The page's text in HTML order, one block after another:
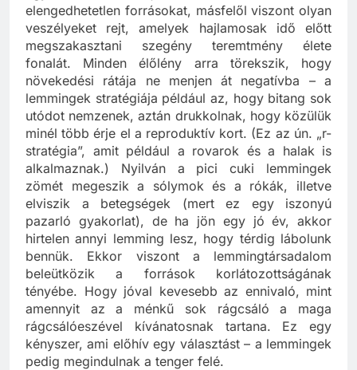
elengedhetetlen forrásokat, másfelől viszont olyan
veszélyeket rejt, amelyek hajlamosak idő előtt
megszakasztani szegény teremtmény élete
fonalát. Minden élőlény arra törekszik, hogy
növekedési rátája ne menjen át negatívba – a
lemmingek stratégiája például az, hogy bitang sok
utódot nemzenek, aztán drukkolnak, hogy közülük
minél több érje el a reproduktív kort. (Ez az ún. „r-
stratégia”, amit például a rovarok és a halak is
alkalmaznak.) Nyilván a pici cuki lemmingek
zömét megeszik a sólymok és a rókák, illetve
elviszik a betegségek (mert ez egy iszonyú
pazarló gyakorlat), de ha jön egy jó év, akkor
hirtelen annyi lemming lesz, hogy térdig lábolunk
bennük. Ekkor viszont a lemmingtársadalom
beleütközik a források korlátozottságának
tényébe. Hogy jóval kevesebb az ennivaló, mint
amennyit az a ménkű sok rágcsáló a maga
rágcsálóeszével kívánatosnak tartana. Ez egy
kényszer, ami előhív egy választást – a lemmingek
pedig megindulnak a tenger felé.